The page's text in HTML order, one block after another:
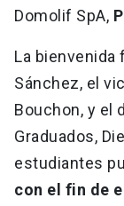
Domolif SpA,
La bienvenida
Sánchez, el
Bouchon, y el
Graduados,
estudiantes
con el fin de